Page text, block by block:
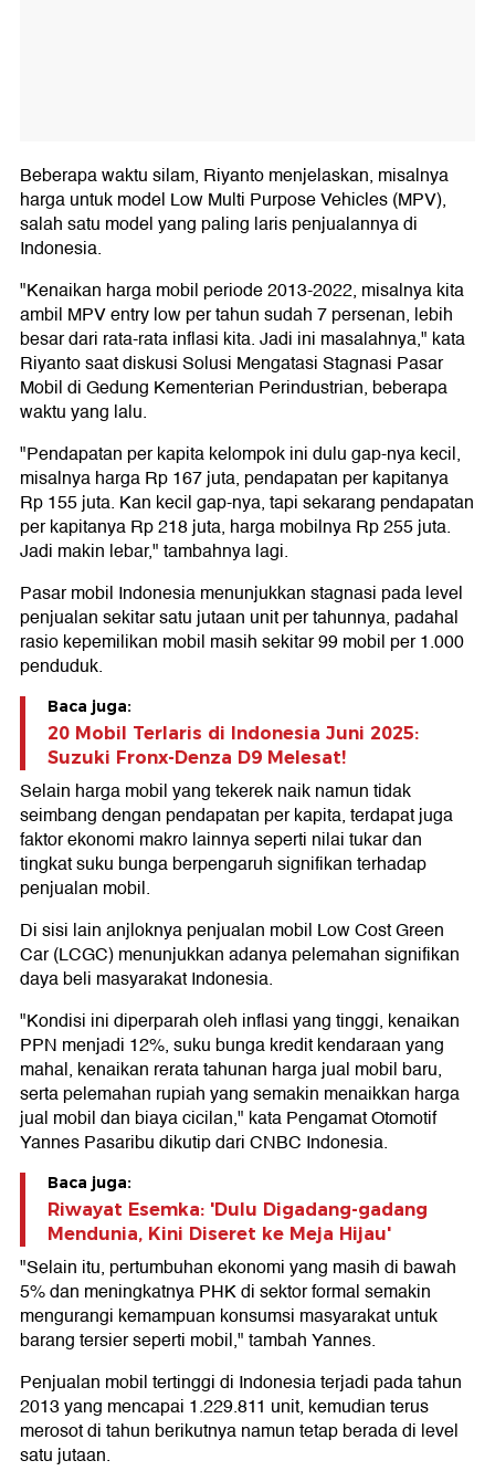
Beberapa waktu silam, Riyanto menjelaskan, misalnya
harga untuk model Low Multi Purpose Vehicles (MPV),
salah satu model yang paling laris penjualannya di
Indonesia.
"Kenaikan harga mobil periode 2013-2022, misalnya kita
ambil MPV entry low per tahun sudah 7 persenan, lebih
besar dari rata-rata inflasi kita. Jadi ini masalahnya," kata
Riyanto saat diskusi Solusi Mengatasi Stagnasi Pasar
Mobil di Gedung Kementerian Perindustrian, beberapa
waktu yang lalu.
"Pendapatan per kapita kelompok ini dulu gap-nya kecil,
misalnya harga Rp 167 juta, pendapatan per kapitanya
Rp 155 juta. Kan kecil gap-nya, tapi sekarang pendapatan
per kapitanya Rp 218 juta, harga mobilnya Rp 255 juta.
Jadi makin lebar," tambahnya lagi.
Pasar mobil Indonesia menunjukkan stagnasi pada level
penjualan sekitar satu jutaan unit per tahunnya, padahal
rasio kepemilikan mobil masih sekitar 99 mobil per 1.000
penduduk.
Baca juga:
20 Mobil Terlaris di Indonesia Juni 2025:
Suzuki Fronx-Denza D9 Melesat!
Selain harga mobil yang tekerek naik namun tidak
seimbang dengan pendapatan per kapita, terdapat juga
faktor ekonomi makro lainnya seperti nilai tukar dan
tingkat suku bunga berpengaruh signifikan terhadap
penjualan mobil.
Di sisi lain anjloknya penjualan mobil Low Cost Green
Car (LCGC) menunjukkan adanya pelemahan signifikan
daya beli masyarakat Indonesia.
"Kondisi ini diperparah oleh inflasi yang tinggi, kenaikan
PPN menjadi 12%, suku bunga kredit kendaraan yang
mahal, kenaikan rerata tahunan harga jual mobil baru,
serta pelemahan rupiah yang semakin menaikkan harga
jual mobil dan biaya cicilan," kata Pengamat Otomotif
Yannes Pasaribu dikutip dari CNBC Indonesia.
Baca juga:
Riwayat Esemka: 'Dulu Digadang-gadang
Mendunia, Kini Diseret ke Meja Hijau'
"Selain itu, pertumbuhan ekonomi yang masih di bawah
5% dan meningkatnya PHK di sektor formal semakin
mengurangi kemampuan konsumsi masyarakat untuk
barang tersier seperti mobil," tambah Yannes.
Penjualan mobil tertinggi di Indonesia terjadi pada tahun
2013 yang mencapai 1.229.811 unit, kemudian terus
merosot di tahun berikutnya namun tetap berada di level
satu jutaan.